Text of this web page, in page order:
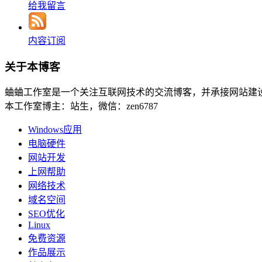
给我留言
内容订阅
关于本博客
蛐蛐工作室是一个关注互联网技术的交流博客，并承接网站建
本工作室博主：站生，微信：zen6787
Windows应用
电脑硬件
网站开发
上网帮助
网络技术
域名空间
SEO优化
Linux
免费资源
作品展示